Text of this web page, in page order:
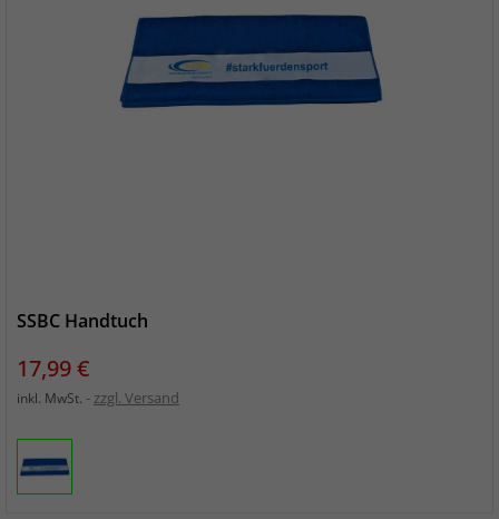
SSBC Handtuch
Preis
17,99 €
inkl. MwSt. zzgl. Versand